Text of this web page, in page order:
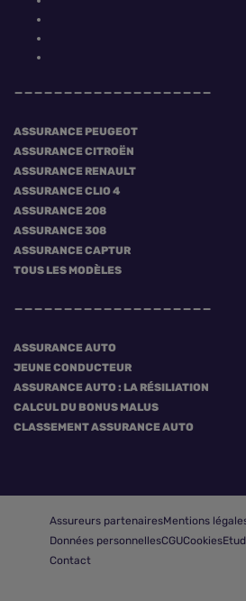
ASSURANCE PEUGEOT
ASSURANCE CITROËN
ASSURANCE RENAULT
ASSURANCE CLIO 4
ASSURANCE 208
ASSURANCE 308
ASSURANCE CAPTUR
TOUS LES MODÈLES
ASSURANCE AUTO
JEUNE CONDUCTEUR
ASSURANCE AUTO : LA RÉSILIATION
CALCUL DU BONUS MALUS
CLASSEMENT ASSURANCE AUTO
Assureurs partenairesMentions
Données personnellesCGUCookies
Contact